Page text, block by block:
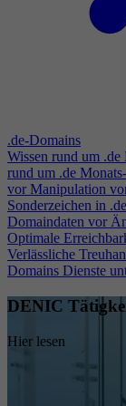
.de-Domains
Wissen rund um .de
rund um .de
vor Manipulation
Sonderzeichen in
Domaindaten vor
Optimale
Verlässliche
Domains Dienste
DENIC
Hier lesen